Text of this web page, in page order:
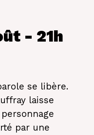
- 21h
se libère.
laisse
par une